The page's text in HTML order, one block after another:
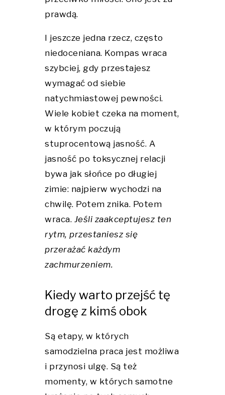
prawdą.
I jeszcze jedna rzecz, często
niedoceniana. Kompas wraca
szybciej, gdy przestajesz
wymagać od siebie
natychmiastowej pewności.
Wiele kobiet czeka na moment,
w którym poczują
stuprocentową jasność. A
jasność po toksycznej relacji
bywa jak słońce po długiej
zimie: najpierw wychodzi na
chwilę. Potem znika. Potem
wraca. Jeśli zaakceptujesz ten
rytm, przestaniesz się
przerażać każdym
zachmurzeniem.
Kiedy warto przejść tę
drogę z kimś obok
Są etapy, w których
samodzielna praca jest możliwa
i przynosi ulgę. Są też
momenty, w których samotne